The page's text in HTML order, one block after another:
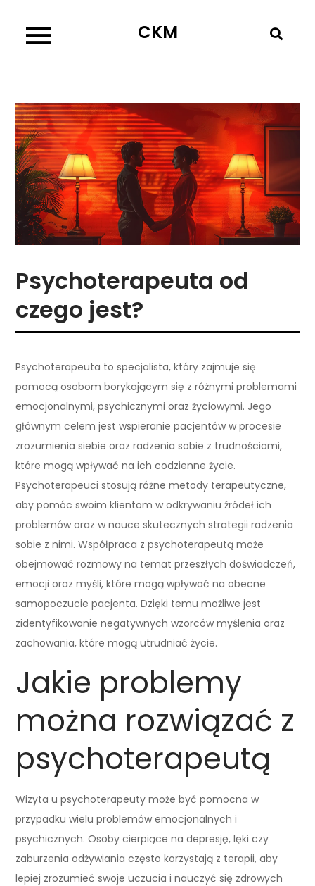
content
CKM
Psychoterapeuta od
czego jest?
Psychoterapeuta to specjalista, który zajmuje się
pomocą osobom borykającym się z różnymi problemami
emocjonalnymi, psychicznymi oraz życiowymi. Jego
głównym celem jest wspieranie pacjentów w procesie
zrozumienia siebie oraz radzenia sobie z trudnościami,
które mogą wpływać na ich codzienne życie.
Psychoterapeuci stosują różne metody terapeutyczne,
aby pomóc swoim klientom w odkrywaniu źródeł ich
problemów oraz w nauce skutecznych strategii radzenia
sobie z nimi. Współpraca z psychoterapeutą może
obejmować rozmowy na temat przeszłych doświadczeń,
emocji oraz myśli, które mogą wpływać na obecne
samopoczucie pacjenta. Dzięki temu możliwe jest
zidentyfikowanie negatywnych wzorców myślenia oraz
zachowania, które mogą utrudniać życie.
Jakie problemy
można rozwiązać z
psychoterapeutą
Wizyta u psychoterapeuty może być pomocna w
przypadku wielu problemów emocjonalnych i
psychicznych. Osoby cierpiące na depresję, lęki czy
zaburzenia odżywiania często korzystają z terapii, aby
lepiej zrozumieć swoje uczucia i nauczyć się zdrowych